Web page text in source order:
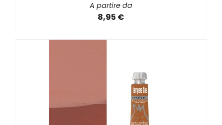
A partire da
8,95 €